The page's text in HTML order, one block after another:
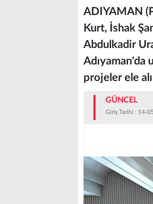
ADIYAMAN
Kurt, İshak
Abdulkadir
Adıyaman'da
projeler ele
GÜNCEL
Giriş Tarihi : 14-